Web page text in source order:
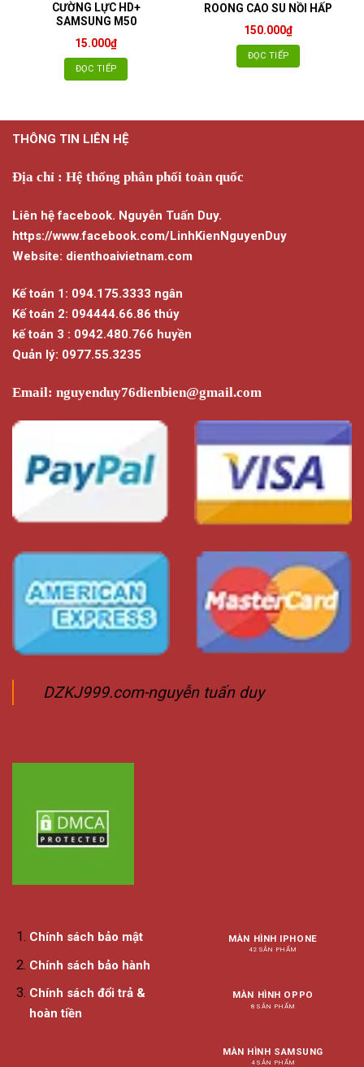
CƯỜNG LỰC HD+
SAMSUNG M50
15.000₫
ĐỌC TIẾP
ROONG CAO SU NỒI HẤP
150.000₫
ĐỌC TIẾP
THÔNG TIN LIÊN HỆ
Địa chỉ : Hệ thống phân phối toàn quốc
Liên hệ facebook. Nguyễn Tuấn Duy.
https://www.facebook.com/LinhKienNguyenDuy
Website: dienthoaivietnam.com
Kế toán 1: 094.175.3333 ngân
Kế toán 2: 094444.66.86 thúy
kế toán 3 : 0942.480.766 huyền
Quản lý: 0977.55.3235
Email: nguyenduy76dienbien@gmail.com
DZKJ999.com-nguyễn tuấn duy
Chính sách bảo mật
Chính sách bảo hành
Chính sách đổi trả &
hoàn tiền
MÀN HÌNH IPHONE
42 SẢN PHẨM
MÀN HÌNH OPPO
8 SẢN PHẨM
MÀN HÌNH SAMSUNG
4 SẢN PHẨM